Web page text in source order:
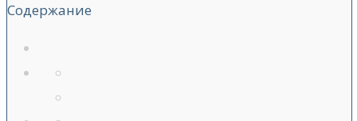
Содержание